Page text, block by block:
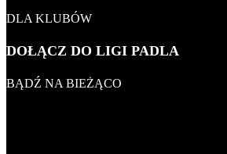
KLUBOWY
DLA KLUBÓW
DOŁĄCZ DO LIGI PADLA
BĄDŹ NA BIEŻĄCO